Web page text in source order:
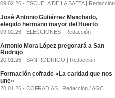
09.02.26 - ESCUELA DE LA SAETA | Redacción
José Antonio Gutiérrez Manchado,
elegido hermano mayor del Huerto
09.02.26 - ELECCIONES | Redacción
Antonio Mora López pregonará a San
Rodrigo
20.01.26 - SAN RODRIGO | Redacción
Formación cofrade «La caridad que nos
une»
20.01.26 - COFRADÍAS | Redacción / AGC